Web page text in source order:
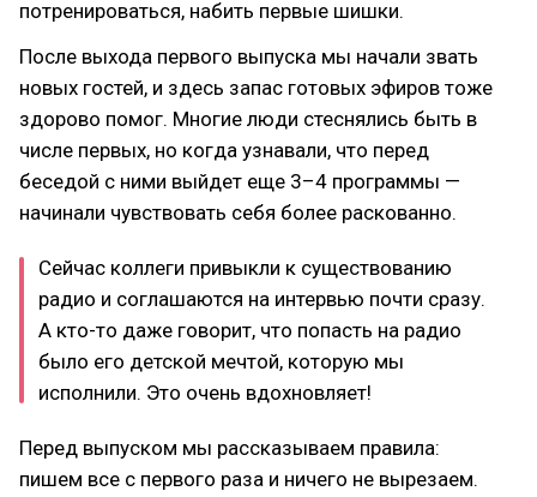
потренироваться, набить первые шишки.
После выхода первого выпуска мы начали звать
новых гостей, и здесь запас готовых эфиров тоже
здорово помог. Многие люди стеснялись быть в
числе первых, но когда узнавали, что перед
беседой с ними выйдет еще 3–4 программы —
начинали чувствовать себя более раскованно.
Сейчас коллеги привыкли к существованию
радио и соглашаются на интервью почти сразу.
А кто-то даже говорит, что попасть на радио
было его детской мечтой, которую мы
исполнили. Это очень вдохновляет!
Перед выпуском мы рассказываем правила:
пишем все с первого раза и ничего не вырезаем.